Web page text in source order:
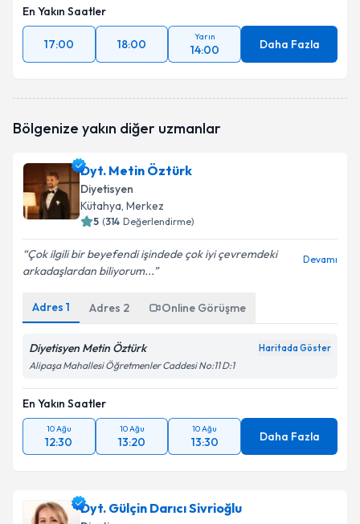
En Yakın Saatler
17:00 18:00
Yarın
14:00 Daha Fazla
Bölgenize yakın diğer uzmanlar
Dyt. Metin Öztürk
Diyetisyen
Kütahya, Merkez
5 (314 Değerlendirme)
Çok ilgili bir beyefendi işindede çok iyi çevremdeki
arkadaşlardan biliyorum...
Devamı
Adres 1 Adres 2 Online Görüşme
Diyetisyen Metin Öztürk Haritada Göster
Alipaşa Mahallesi Öğretmenler Caddesi No:11 D:1
En Yakın Saatler
10 Ağu
12:30
10 Ağu
13:20
10 Ağu
13:30 Daha Fazla
Dyt. Gülçin Darıcı Sivrioğlu